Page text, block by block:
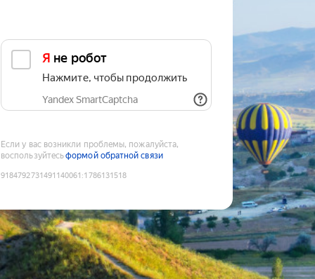
Я не робот
Нажмите, чтобы продолжить
Yandex SmartCaptcha
Если у вас возникли проблемы, пожалуйста,
воспользуйтесьформой обратной связи
9184792731491140061 :1786131518